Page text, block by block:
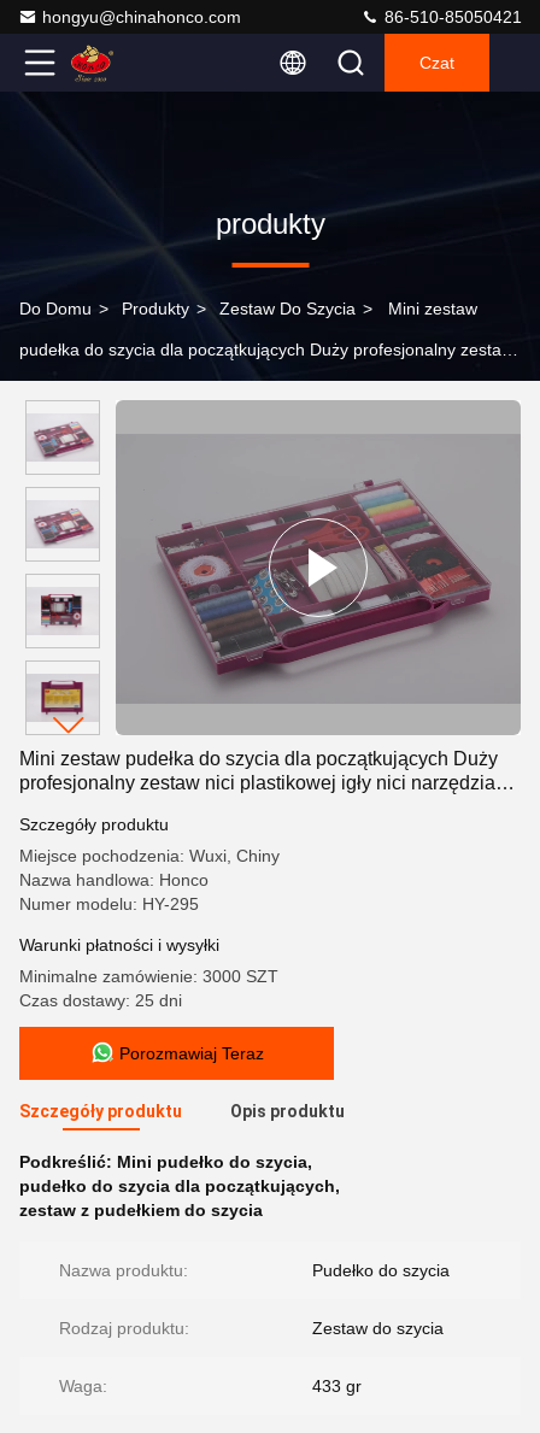
hongyu@chinahonco.com 86-510-85050421
Czat
produkty
Do Domu > Produkty > Zestaw Do Szycia > Mini zestaw
pudełka do szycia dla początkujących Duży profesjonalny zestaw
Mini zestaw pudełka do szycia dla początkujących Duży
profesjonalny zestaw nici plastikowej igły nici narzędzia
Szczegóły produktu
Miejsce pochodzenia: Wuxi, Chiny
Nazwa handlowa: Honco
Numer modelu: HY-295
Warunki płatności i wysyłki
Minimalne zamówienie: 3000 SZT
Czas dostawy: 25 dni
Porozmawiaj Teraz
Szczegóły produktu Opis produktu
Podkreślić: Mini pudełko do szycia,
pudełko do szycia dla początkujących,
zestaw z pudełkiem do szycia
Nazwa produktu: Pudełko do szycia
Rodzaj produktu: Zestaw do szycia
Waga: 433 gr